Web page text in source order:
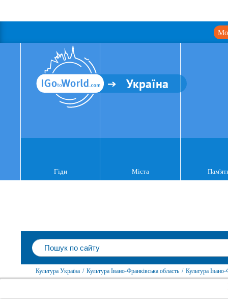
Україна
Гіди Міста
Культура Україна / Культура Івано-Франківська область / Культура Івано-